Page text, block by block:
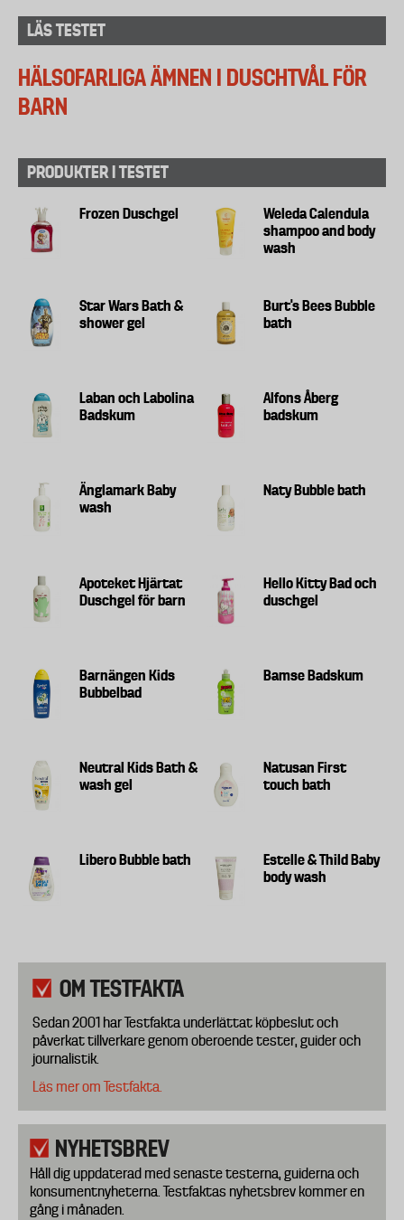
LÄS TESTET
HÄLSOFARLIGA ÄMNEN I DUSCHTVÅL FÖR
BARN
PRODUKTER I TESTET
Frozen Duschgel
Weleda Calendula
shampoo and body
wash
Star Wars Bath &
shower gel
Burt's Bees Bubble
bath
Laban och Labolina
Badskum
Alfons Åberg
badskum
Änglamark Baby
wash
Naty Bubble bath
Apoteket Hjärtat
Duschgel för barn
Hello Kitty Bad och
duschgel
Barnängen Kids
Bubbelbad
Bamse Badskum
Neutral Kids Bath &
wash gel
Natusan First
touch bath
Libero Bubble bath
Estelle & Thild Baby
body wash
OM TESTFAKTA
Sedan 2001 har Testfakta underlättat köpbeslut och
påverkat tillverkare genom oberoende tester, guider och
journalistik.
Läs mer om Testfakta.
NYHETSBREV
Håll dig uppdaterad med senaste testerna, guiderna och
konsumentnyheterna. Testfaktas nyhetsbrev kommer en
gång i månaden.